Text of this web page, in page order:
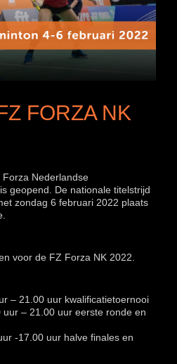
FORZA NK
Nederlandse
geopend. De nationale titelstrijd
zondag 6 februari 2022 plaats
voor de FZ Forza NK 2022.
– 21.00 uur kwalificatietoernooi
– 21.00 uur eerste ronde en
-17.00 uur halve finales en